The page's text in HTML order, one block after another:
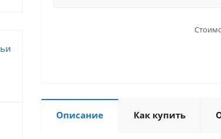
Описание Как купить